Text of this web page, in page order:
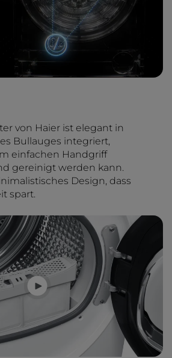
von Haier ist elegant in
Bullauges integriert,
einfachen Handgriff
gereinigt werden kann.
Design, dass
spart.